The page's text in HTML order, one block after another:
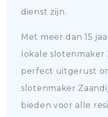
dienst zijn.
Met meer dan 15
lokale slotenmaker
perfect uitgerust
slotenmaker
bieden voor alle